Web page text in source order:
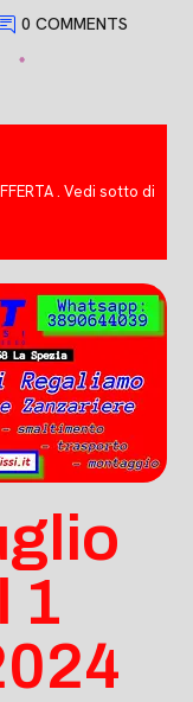
0 COMMENTS
. Vedi sotto di
1